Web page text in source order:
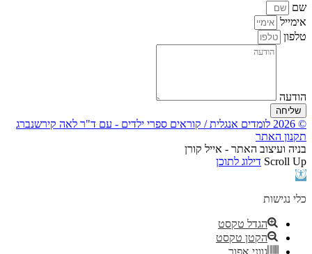
שם
אימייל
טלפון
הודעה
שליחה
© 2026 לומדים אנגלית / קוראים ספרי ילדים - עם ד"ר לאה קירשנברג
תקנון האתר
בניה ועיצוב האתר - אייל קורן
Scroll Up דילוג לתוכן
פתח
נגישות
כלי נגישות
הגדל טקסט
הקטן טקסט
גווני אפור